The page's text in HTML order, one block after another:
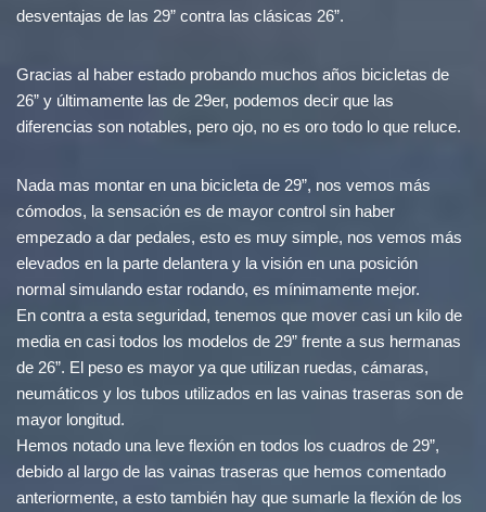
desventajas de las 29” contra las clásicas 26”.
Gracias al haber estado probando muchos años bicicletas de
26” y últimamente las de 29er, podemos decir que las
diferencias son notables, pero ojo, no es oro todo lo que reluce.
Nada mas montar en una bicicleta de 29”, nos vemos más
cómodos, la sensación es de mayor control sin haber
empezado a dar pedales, esto es muy simple, nos vemos más
elevados en la parte delantera y la visión en una posición
normal simulando estar rodando, es mínimamente mejor.
En contra a esta seguridad, tenemos que mover casi un kilo de
media en casi todos los modelos de 29” frente a sus hermanas
de 26”. El peso es mayor ya que utilizan ruedas, cámaras,
neumáticos y los tubos utilizados en las vainas traseras son de
mayor longitud.
Hemos notado una leve flexión en todos los cuadros de 29”,
debido al largo de las vainas traseras que hemos comentado
anteriormente, a esto también hay que sumarle la flexión de los